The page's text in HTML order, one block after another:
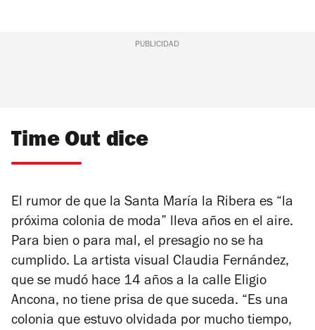
PUBLICIDAD
Time Out dice
El rumor de que la Santa María la Ribera es “la
próxima colonia de moda” lleva años en el aire.
Para bien o para mal, el presagio no se ha
cumplido. La artista visual Claudia Fernández,
que se mudó hace 14 años a la calle Eligio
Ancona, no tiene prisa de que suceda. “Es una
colonia que estuvo olvidada por mucho tiempo,